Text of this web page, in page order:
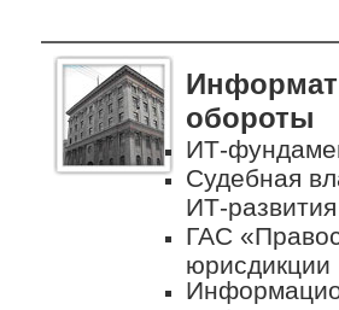
обороты
ИТ-
Судебная
ИТ-развития
ГАС
юрисдикции